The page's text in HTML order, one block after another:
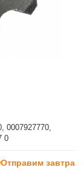
0007927770,
0
Отправим завтра